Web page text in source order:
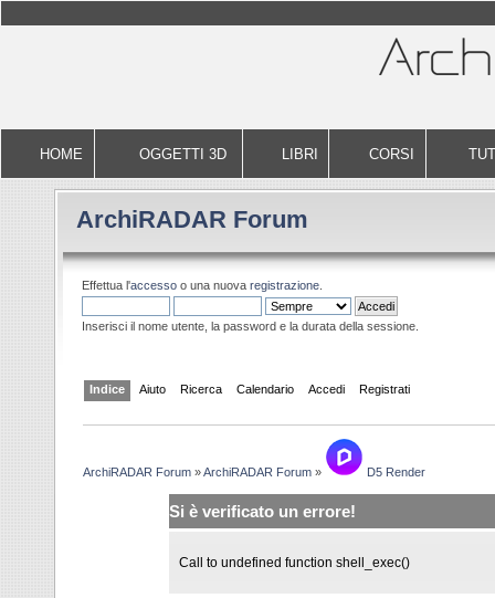
HOME OGGETTI 3D LIBRI CORSI
ArchiRADAR Forum
Effettua l'accesso o una nuova registrazione.
Inserisci il nome utente, la password e la durata della sessione.
Indice Aiuto Ricerca Calendario Accedi Registrati
ArchiRADAR Forum »ArchiRADAR Forum » D5 Render
Si è verificato un errore!
Call to undefined function shell_exec()